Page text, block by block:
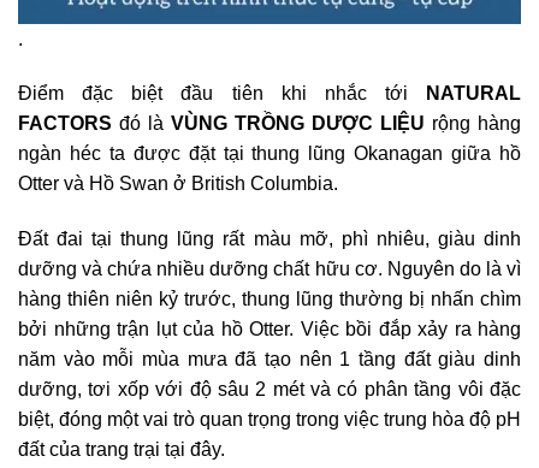
.
Điểm đặc biệt đầu tiên khi nhắc tới
NATURAL
FACTORS đó là VÙNG TRỒNG DƯỢC LIỆU rộng hàng
ngàn héc ta được đặt tại thung lũng Okanagan giữa hồ
Otter và Hồ Swan ở British Columbia.
Đất đai tại thung lũng rất màu mỡ, phì nhiêu, giàu dinh
dưỡng và chứa nhiều dưỡng chất hữu cơ. Nguyên do là vì
hàng thiên niên kỷ trước, thung lũng thường bị nhấn chìm
bởi những trận lụt của hồ Otter. Việc bồi đắp xảy ra hàng
năm vào mỗi mùa mưa đã tạo nên 1 tầng đất giàu dinh
dưỡng, tơi xốp với độ sâu 2 mét và có phân tầng vôi đặc
biệt, đóng một vai trò quan trọng trong việc trung hòa độ pH
đất của trang trại tại đây.